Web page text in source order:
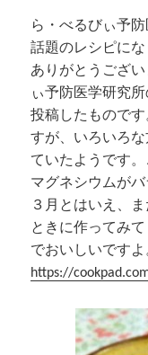
ら・べるびぃ予
話題のレシピにな
ありがとうござ
ぃ予防医学研究
投稿したもので
すが、いろいろ
ていたようです
マグネシウムがバ
３月とはいえ、
ときに作ってみ
でおいしいです
https://